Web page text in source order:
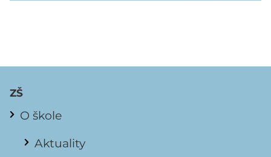
ZŠ
O škole
Aktuality